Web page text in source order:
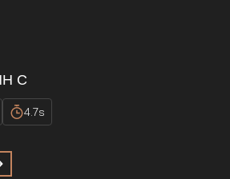
С
4.7s